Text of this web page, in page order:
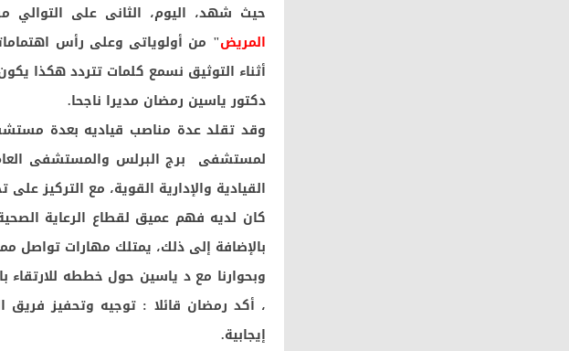
حيث شهد، اليوم، الثانى على التوالي
المريض" من أولوياتى وعلى رأس
أثناء التوثيق نسمع كلمات تتردد هكذا
دكتور ياسين رمضان مديرا ناجحا.
وقد تقلد عدة مناصب قياديه بعدة
لمستشفى برج البرلس والمستشفى
القيادية والإدارية القوية، مع التركيز
كان لديه فهم عميق لقطاع الرعاية
بالإضافة إلى ذلك، يمتلك مهارات تواصل
وبحوارنا مع د ياسين حول خططه للارتقاء
، أكد رمضان قائلا : توجيه وتحفيز
إيجابية.